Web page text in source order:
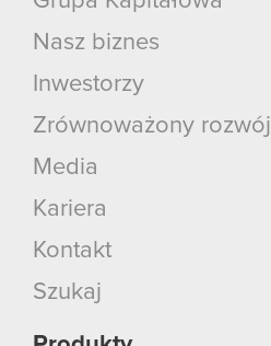
Nasz biznes
Inwestorzy
Zrównoważony rozwój
Media
Kariera
Kontakt
Szukaj